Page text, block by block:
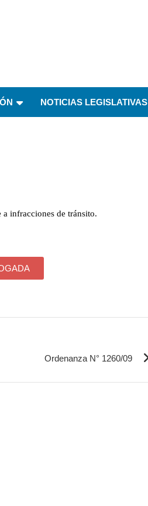
NOTICIAS LEGISLATIVAS
infracciones de tránsito.
Ordenanza N° 1260/09